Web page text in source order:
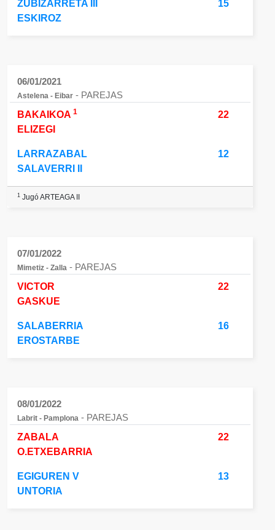
ZUBIZARRETA III
ESKIROZ
15
06/01/2021
Astelena - Eibar - PAREJAS
BAKAIKOA 1
ELIZEGI
22
LARRAZABAL
SALAVERRI II
12
1 Jugó ARTEAGA II
07/01/2022
Mimetiz - Zalla - PAREJAS
VICTOR
GASKUE
22
SALABERRIA
EROSTARBE
16
08/01/2022
Labrit - Pamplona - PAREJAS
ZABALA
O.ETXEBARRIA
22
EGIGUREN V
UNTORIA
13